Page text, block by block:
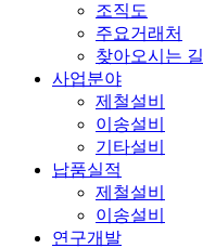
조직도
주요거래처
찾아오시는 길
사업분야
제철설비
이송설비
기타설비
납품실적
제철설비
이송설비
연구개발